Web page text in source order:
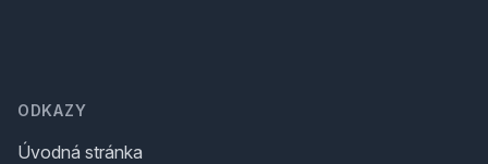
ODKAZY
Úvodná stránka